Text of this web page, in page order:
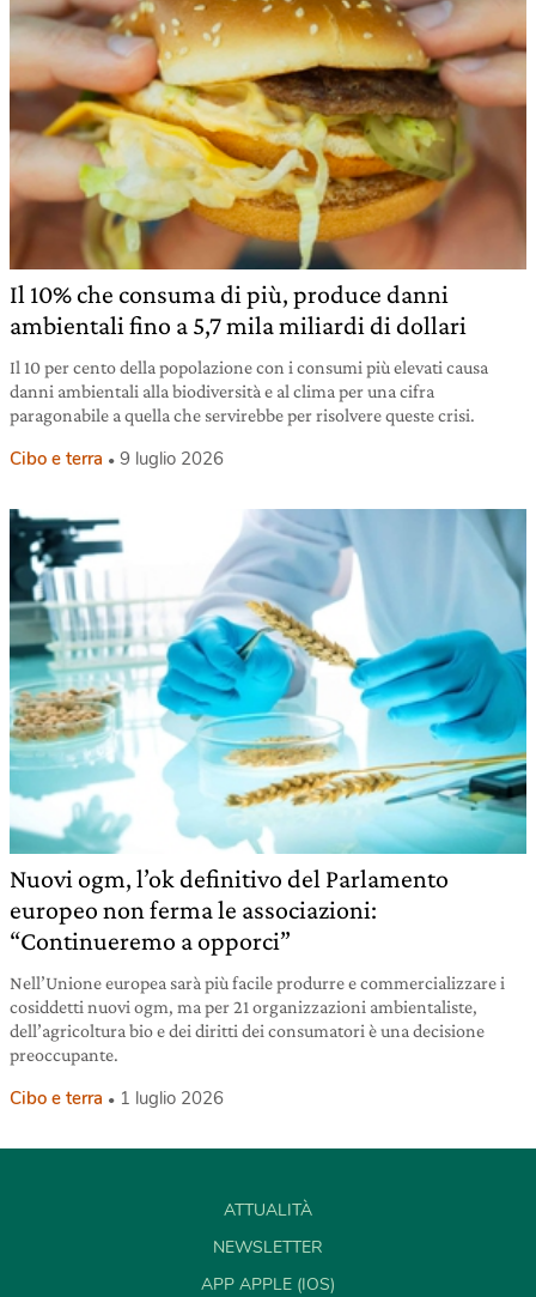
Il 10% che consuma di più, produce danni
ambientali fino a 5,7 mila miliardi di dollari
Il 10 per cento della popolazione con i consumi più elevati causa
danni ambientali alla biodiversità e al clima per una cifra
paragonabile a quella che servirebbe per risolvere queste crisi.
Cibo e terra 9 luglio 2026
Nuovi ogm, l’ok definitivo del Parlamento
europeo non ferma le associazioni:
“Continueremo a opporci”
Nell’Unione europea sarà più facile produrre e commercializzare i
cosiddetti nuovi ogm, ma per 21 organizzazioni ambientaliste,
dell’agricoltura bio e dei diritti dei consumatori è una decisione
preoccupante.
Cibo e terra 1 luglio 2026
ATTUALITÀ
NEWSLETTER
APP APPLE (IOS)